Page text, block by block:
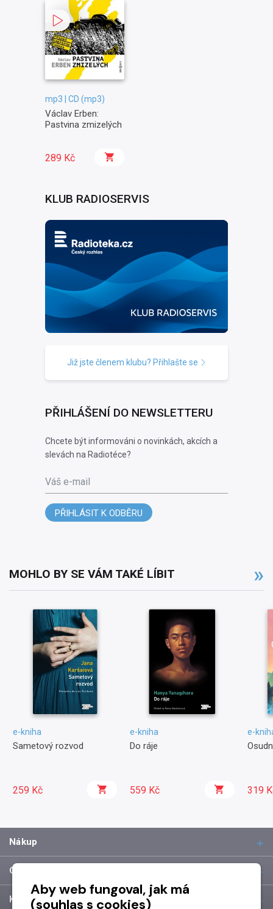
mp3 | CD (mp3)
Václav Erben:
Pastvina zmizelých
289 Kč
KLUB RADIOSERVIS
Již jste členem klubu? Přihlašte se
PŘIHLÁŠENÍ DO NEWSLETTERU
Chcete být informováni o novinkách, akcích a
slevách na Radiotéce?
Váš e-mail
PŘIHLÁSIT K ODBĚRU
MOHLO BY SE VÁM TAKÉ LÍBIT
e-kniha
Sametový rozvod
259 Kč
e-kniha
Do ráje
559 Kč
e-
319
Nákup
O společnosti
Kontakt
Aby web fungoval, jak má
(souhlas s cookies)